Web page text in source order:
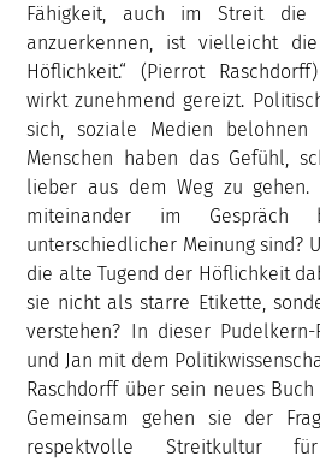
Fähigkeit, auch im Streit die
anzuerkennen, ist vielleicht
Höflichkeit.“ (Pierrot
wirkt zunehmend gereizt.
sich, soziale Medien belohnen
Menschen haben das Gefühl,
lieber aus dem Weg zu
miteinander im Gespräch
unterschiedlicher Meinung sind?
die alte Tugend der Höflichkeit
sie nicht als starre Etikette,
verstehen? In dieser
und Jan mit dem
Raschdorff über sein neues Buch
Gemeinsam gehen sie der
respektvolle Streitkultur